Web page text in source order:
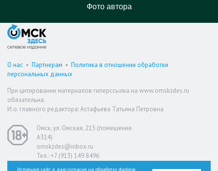
Фото автора
О нас • Партнерам • Политика в отношении обработки
персональных данных
При цитировании материалов гиперссылка на www.omskzdes.ru
обязательна.
И.о. главного редактора: Астафьева Татьяна Петровна
Омск, ул. Омская, 215 (помещение
А314)
omskzdes@inbox.ru
Тел.: +7 (913) 149 8496
Используя сайт, я даю согласие на обработку файлов